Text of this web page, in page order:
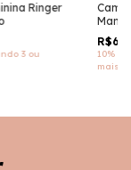
Ringer
3 ou
Preto
10%
mais